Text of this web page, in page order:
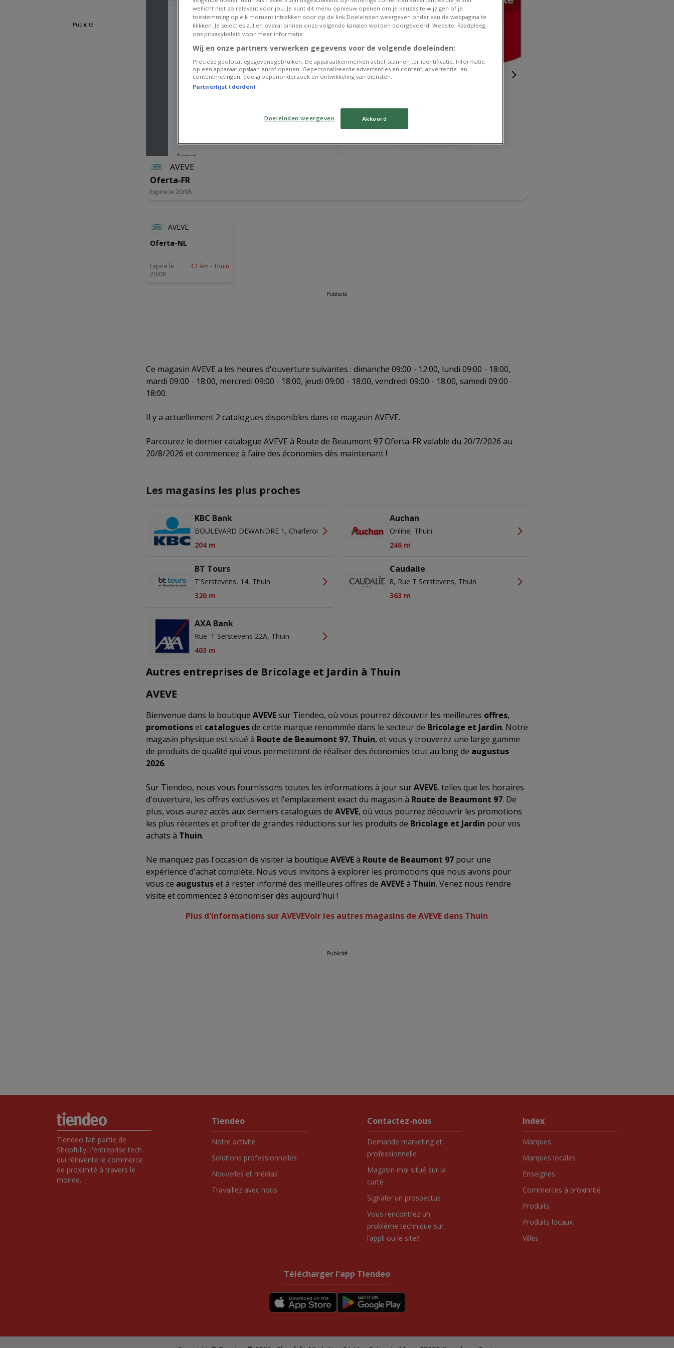
Publicité
AVEVE
Oferta-FR
Expire le 20/08
AVEVE
Oferta-NL
Expire le
20/08
4.1 km - Thuin
Publicité
Ce magasin AVEVE a les heures d'ouverture suivantes : dimanche 09:00 - 12:00, lundi 09:00 - 18:00,
mardi 09:00 - 18:00, mercredi 09:00 - 18:00, jeudi 09:00 - 18:00, vendredi 09:00 - 18:00, samedi 09:00 -
18:00.
Il y a actuellement 2 catalogues disponibles dans ce magasin AVEVE.
Parcourez le dernier catalogue AVEVE à Route de Beaumont 97 Oferta-FR valable du 20/7/2026 au
20/8/2026 et commencez à faire des économies dès maintenant !
Les magasins les plus proches
KBC Bank
BOULEVARD DEWANDRE 1, Charleroi
204 m
Auchan
Online, Thuin
246 m
BT Tours
T'Serstevens, 14, Thuin
320 m
Caudalie
8, Rue T Serstevens, Thuin
363 m
AXA Bank
Rue 't Serstevens 22A, Thuin
403 m
Autres entreprises de Bricolage et Jardin à Thuin
AVEVE
Bienvenue dans la boutique AVEVEsur Tiendeo, où vous pourrez découvrir les meilleures offres,
promotionset cataloguesde cette marque renommée dans le secteur de Bricolage et Jardin. Notre
magasin physique est situé à Route de Beaumont 97, Thuin, et vous y trouverez une large gamme
de produits de qualité qui vous permettront de réaliser des économies tout au long de augustus
2026.
Sur Tiendeo, nous vous fournissons toutes les informations à jour surAVEVE, telles que les horaires
d'ouverture, les offres exclusives et l'emplacement exact du magasin à Route de Beaumont 97. De
plus, vous aurez accès aux derniers catalogues de AVEVE, où vous pourrez découvrir les promotions
les plus récentes et profiter de grandes réductions sur les produits de Bricolage et Jardin pour vos
achats à Thuin.
Ne manquez pas l'occasion de visiter la boutique AVEVEà Route de Beaumont 97pour une
expérience d'achat complète. Nous vous invitons à explorer les promotions que nous avons pour
vous ce augustuset à rester informé des meilleures offres de AVEVEà Thuin. Venez nous rendre
visite et commencez à économiser dès aujourd'hui !
Plus d'informations sur AVEVEVoir les autres magasins de AVEVE dans Thuin
Publicité
Tiendeo fait partie de
Shopfully, l'entreprise tech
qui réinvente le commerce
de proximité à travers le
monde.
Tiendeo
Notre activité
Solutions professionnelles
Nouvelles et médias
Travaillez avec nous
Contactez-nous
Demande marketing et
professionnelle
Magasin mal situé sur la
carte
Signaler un prospectus
Vous rencontrez un
problème technique sur
l’appli ou le site?
Index
Marques
Marques locales
Enseignes
Commerces à proximité
Produits
Produits locaux
Villes
Télécharger l'app Tiendeo
wellicht niet zo relevant voor jou. Je kunt dit menu opnieuw openen om je keuzes te wijzigen of je
toestemming op elk moment intrekken door op de link Doeleinden weergeven onder aan de webpagina te
klikken. Je selecties zullen overal binnen onze volgende kanalen worden doorgevoerd: Website. Raadpleeg
ons privacybeleid voor meer informatie.
Wij en onze partners verwerken gegevens voor de volgende doeleinden:
Precieze geolocatiegegevens gebruiken. De apparaatkenmerken actief scannen ter identificatie. Informatie
op een apparaat opslaan en/of openen. Gepersonaliseerde advertenties en content, advertentie- en
contentmetingen, doelgroepenonderzoek en ontwikkeling van diensten.
Partnerlijst (derden)
Doeleinden weergeven Akkoord